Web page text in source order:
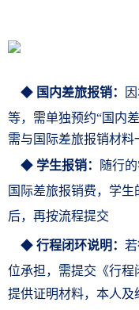
◆ 国内差旅报销：
等，需单独预约“国内
需与国际差旅报销材
◆ 学生报销：
随行
国际差旅报销费，学
后，再按流程提交
◆ 行程闭环说明：
位承担，需提交《行程
提供证明材料，本人及